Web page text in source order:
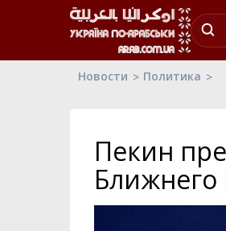
Новости Политика
Пекин
Ближнего